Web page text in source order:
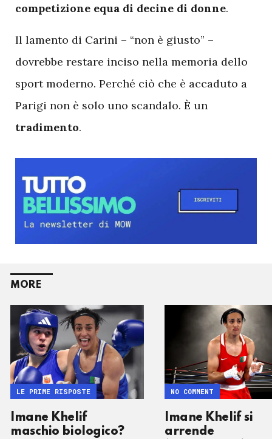
competizione equa di decine di donne.
Il lamento di Carini – “non è giusto” –
dovrebbe restare inciso nella memoria dello
sport moderno. Perché ciò che è accaduto a
Parigi non è solo uno scandalo. È un
tradimento.
MORE
Imane Khelif
maschio biologico?
LE PRIME RISPOSTE
Imane Khelif si
arrende
NO COMMENT